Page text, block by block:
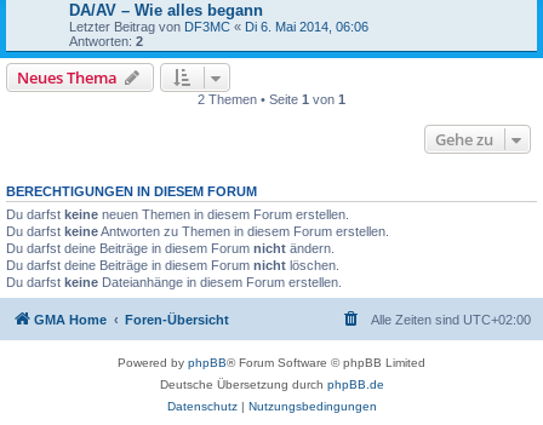
DA/AV – Wie alles begann
Letzter Beitrag von DF3MC « Di 6. Mai 2014, 06:06
Antworten: 2
Neues Thema
2 Themen • Seite 1 von 1
Gehe zu
BERECHTIGUNGEN IN DIESEM FORUM
Du darfst keine neuen Themen in diesem Forum erstellen.
Du darfst keineAntworten zu Themen in diesem Forum erstellen.
Du darfst deine Beiträge in diesem Forum nicht ändern.
Du darfst deine Beiträge in diesem Forum nicht löschen.
Du darfst keine Dateianhänge in diesem Forum erstellen.
GMA Home Foren-Übersicht Alle Zeiten sind UTC+02:00
Powered by phpBB® Forum Software © phpBB Limited
Deutsche Übersetzung durch phpBB.de
Datenschutz| Nutzungsbedingungen